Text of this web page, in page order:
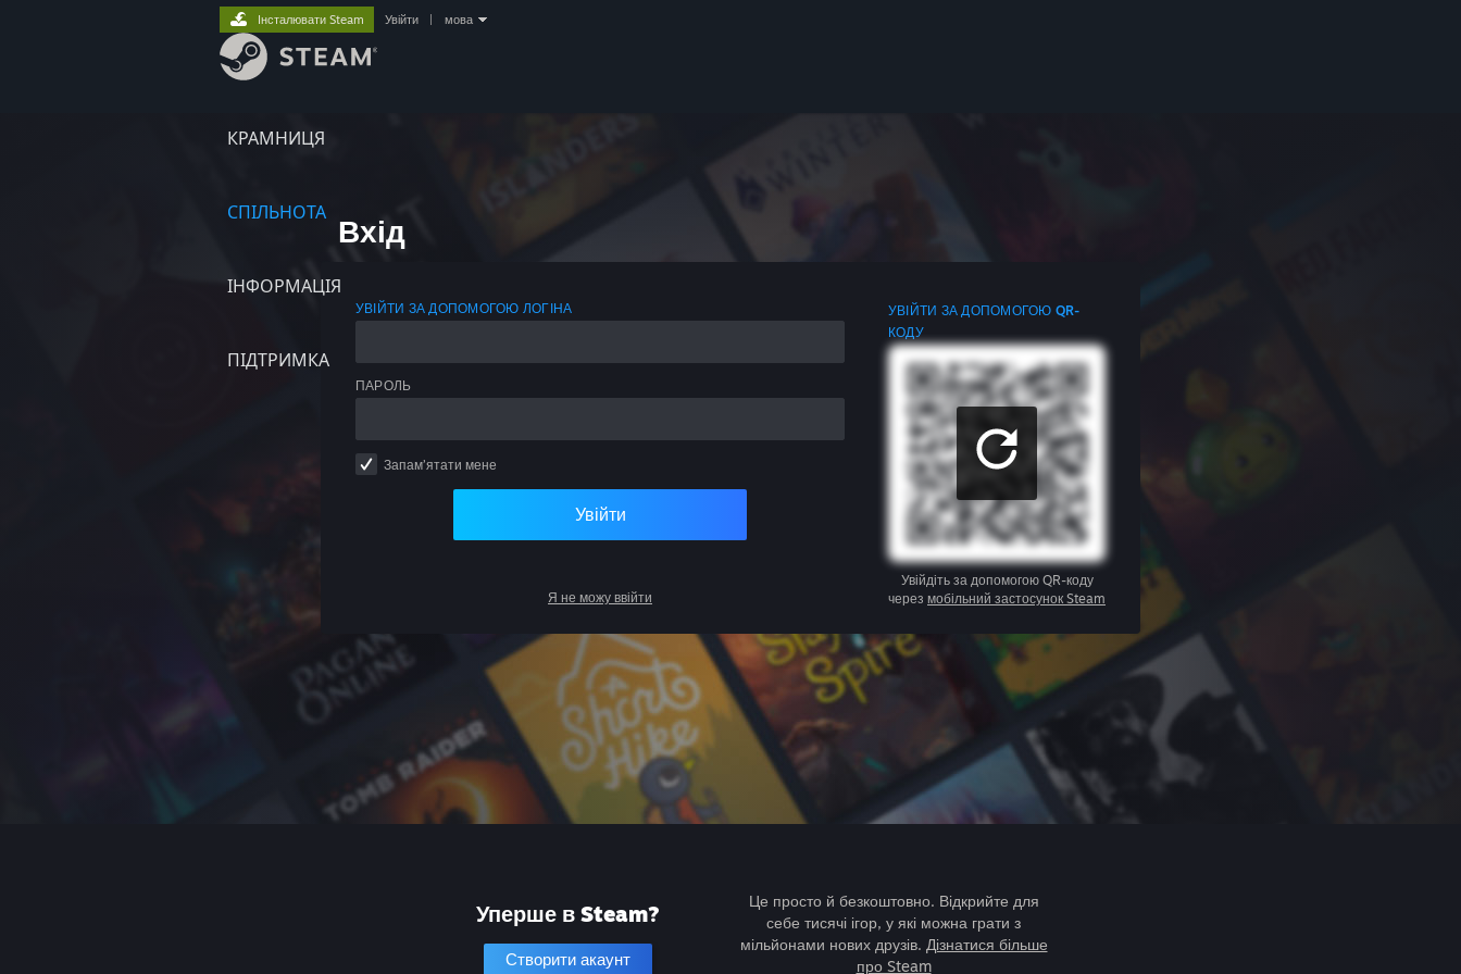
КРАМНИЦЯ
СПІЛЬНОТА
ІНФОРМАЦІЯ
ПІДТРИМКА
Інсталювати Steam Увійти мова
Вхід
УВІЙТИ ЗА ДОПОМОГОЮ ЛОГІНА
ПАРОЛЬ
Запам’ятати мене
Увійти
Я не можу ввійти
УВІЙТИ ЗА ДОПОМОГОЮ QR-
КОДУ
Увійдіть за допомогою QR-коду
через мобільний застосунок Steam
Уперше в Steam?
Створити акаунт
Це просто й безкоштовно. Відкрийте для
себе тисячі ігор, у які можна грати з
мільйонами нових друзів. Дізнатися більше
про Steam